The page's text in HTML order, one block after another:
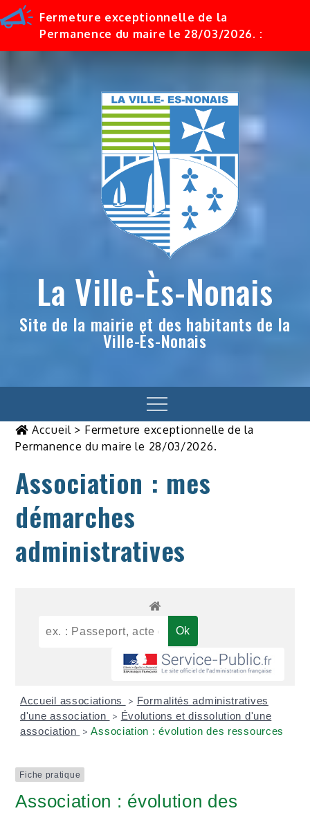
Fermeture exceptionnelle de la
Permanence du maire le 28/03/2026. :
content
La Ville-Ès-Nonais
Site de la mairie et des habitants de la
Ville-Ès-Nonais
Menu
Accueil > Fermeture exceptionnelle de la
Permanence du maire le 28/03/2026.
Association : mes
démarches
administratives
Accueil associations > Formalités administratives
d'une association
> Évolutions et dissolution d'une
association
> Association : évolution des ressources
Fiche pratique
Association : évolution des